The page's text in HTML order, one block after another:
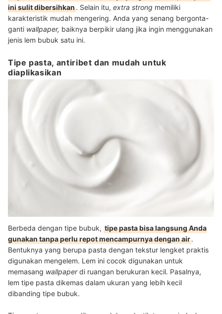
ini sulit dibersihkan. Selain itu, extra strong memiliki
karakteristik mudah mengering. Anda yang senang bergonta-
ganti wallpaper, baiknya berpikir ulang jika ingin menggunakan
jenis lem bubuk satu ini.
Tipe pasta, antiribet dan mudah untuk
diaplikasikan
Berbeda dengan tipe bubuk, tipe pasta bisa langsung Anda
gunakan tanpa perlu repot mencampurnya dengan air.
Bentuknya yang berupa pasta dengan tekstur lengket praktis
digunakan mengelem. Lem ini cocok digunakan untuk
memasang wallpaperdi ruangan berukuran kecil. Pasalnya,
lem tipe pasta dikemas dalam ukuran yang lebih kecil
dibanding tipe bubuk.